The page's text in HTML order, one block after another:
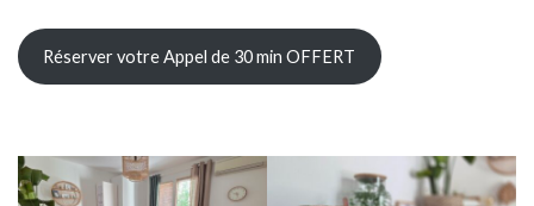
Réserver votre Appel de 30 min OFFERT